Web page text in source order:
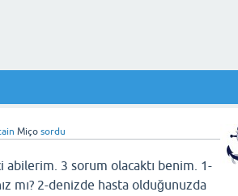
Miço sordu
3 sorum olacaktı benim. 1-
mı? 2-denizde hasta olduğunuzda